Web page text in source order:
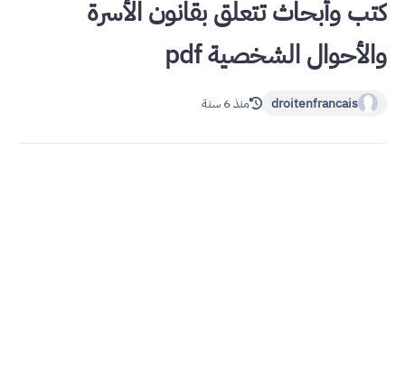
كتب وأبحاث تتعلق بقانون الأسرة
والأحوال الشخصية pdf
droitenfrancais منذ 6 سنة